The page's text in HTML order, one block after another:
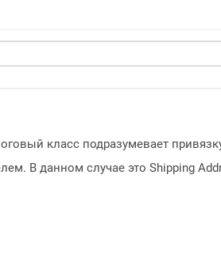
класс подразумевает
В данном случае это Shipping